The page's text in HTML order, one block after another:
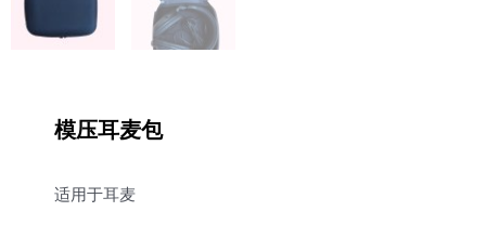
模压耳麦包
适用于耳麦